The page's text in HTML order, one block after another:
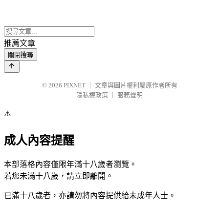
推薦文章
關閉搜尋
© 2026 PIXNET
文章與圖片權利屬原作者所有
隱私權政策
服務聲明
⚠️
成人內容提醒
本部落格內容僅限年滿十八歲者瀏覽。
若您未滿十八歲，請立即離開。
已滿十八歲者，亦請勿將內容提供給未成年人士。